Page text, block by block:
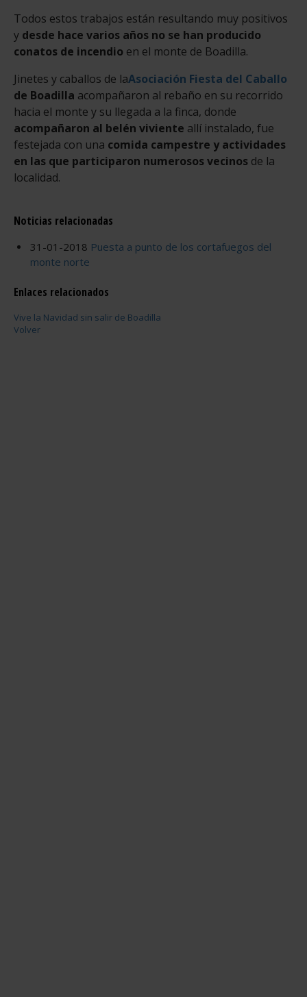
Todos estos trabajos están resultando muy positivos
y desde hace varios años no se han producido
conatos de incendio en el monte de Boadilla.
Jinetes y caballos de laAsociación Fiesta del Caballo
de Boadilla acompañaron al rebaño en su recorrido
hacia el monte y su llegada a la finca, donde
acompañaron al belén viviente allí instalado, fue
festejada con una comida campestre y actividades
en las que participaron numerosos vecinos de la
localidad.
Noticias relacionadas
31-01-2018 Puesta a punto de los cortafuegos del
monte norte
Enlaces relacionados
Vive la Navidad sin salir de Boadilla
Volver